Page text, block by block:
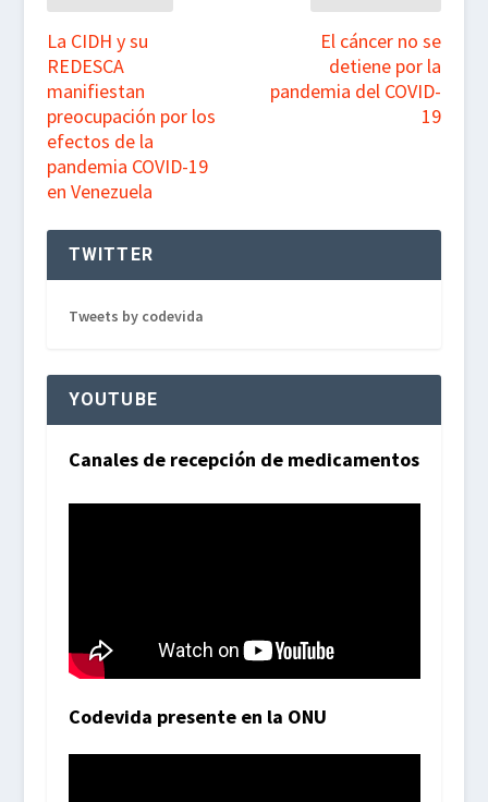
La CIDH y su
REDESCA
manifiestan
preocupación por los
efectos de la
pandemia COVID-19
en Venezuela
El cáncer no se
detiene por la
pandemia del COVID-
19
TWITTER
Tweets by codevida
YOUTUBE
Canales de recepción de medicamentos
Codevida presente en la ONU